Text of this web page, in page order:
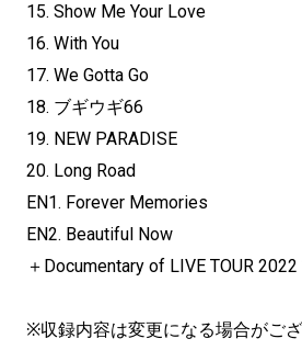
15. Show Me Your Love
16. With You
17. We Gotta Go
18. ブギウギ66
19. NEW PARADISE
20. Long Road
EN1. Forever Memories
EN2. Beautiful Now
＋Documentary of LIVE TOUR 2022
※収録内容は変更になる場合がござ